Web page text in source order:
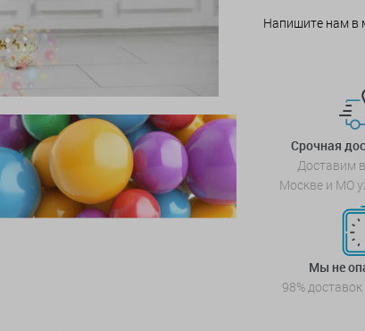
Напишите нам в
Срочная
Доставим
Москве и МО
Мы не
98%